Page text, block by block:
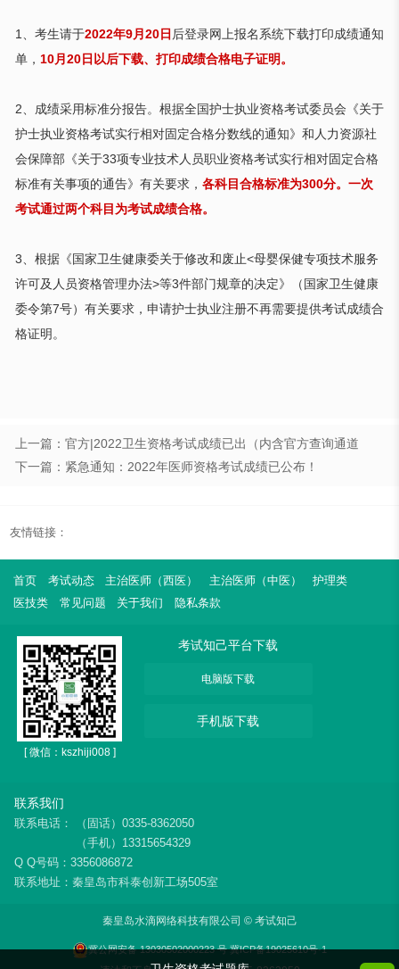
1 、考生请于2022年9月20日 后登录网上报名系统下载打印成绩通知
单， 10月20日以后下载、打印成绩合格电子证明。
2 、成绩采用标准分报告。根据全国护士执业资格考试委员会 《关于
护士执业资格考试实行相对固定合格分数线的通知》 和人力资源社
会保障部 《关于33项专业技术人员职业资格考试实行相对固定合格
标准有关事项的通告》 有关要求， 各科目合格标准为300分。一次
考试通过两个科目为考试成绩合格。
3 、根据《国家卫生健康委关于修改和废止<母婴保健专项技术服务
许可及人员资格管理办法>等3件部门规章的决定》（国家卫生健康
委令第7号）有关要求，申请护士执业注册不再需要提供考试成绩合
格证明。
上一篇：官方|2022卫生资格考试成绩已出（内含官方查询通道
下一篇：紧急通知：2022年医师资格考试成绩已公布！
友情链接：
首页 考试动态 主治医师（西医） 主治医师（中医）
护理类
医技类
常见问题 关于我们 隐私条款
[ 微信：kszhiji008 ]
考试知己平台下载
电脑版下载
手机版下载
联系我们
联系电话：
（固话）0335-8362050
（手机）13315654329
Q Q号码：3356086872
联系地址：秦皇岛市科泰创新工场505室
秦皇岛水滴网络科技有限公司 © 考试知己
冀公网安备 13030502000223 号 冀ICP备19025610号-1